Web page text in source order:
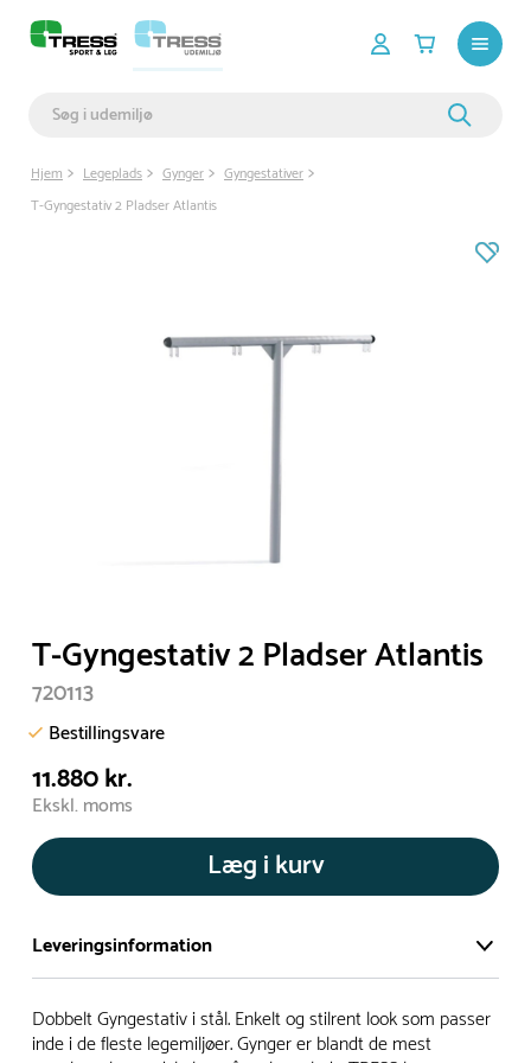
Hjem Legeplads Gynger
Gyngestativer
T-Gyngestativ 2 Pladser Atlantis
T-Gyngestativ 2 Pladser Atlantis
720113
Bestillingsvare
11.880 kr.
Ekskl. moms
Læg i kurv
Leveringsinformation
Vi har et stort og effektivt lager på ca. 6.000 kvadratmeter
med mere end 5.000 forskellige produkter på hylderne til
Dobbelt Gyngestativ i stål. Enkelt og stilrent look som passer
inde i de fleste legemiljøer. Gynger er blandt de mest